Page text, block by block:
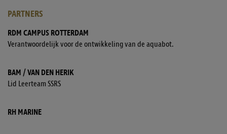
PARTNERS
RDM CAMPUS ROTTERDAM
Verantwoordelijk voor de ontwikkeling van de aquabot.
BAM / VAN DEN HERIK
Lid Leerteam SSRS
RH MARINE